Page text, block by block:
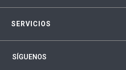
SERVICIOS
SÍGUENOS